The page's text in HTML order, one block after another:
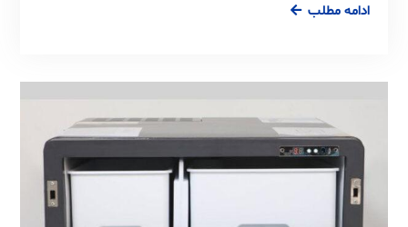
ادامه مطلب